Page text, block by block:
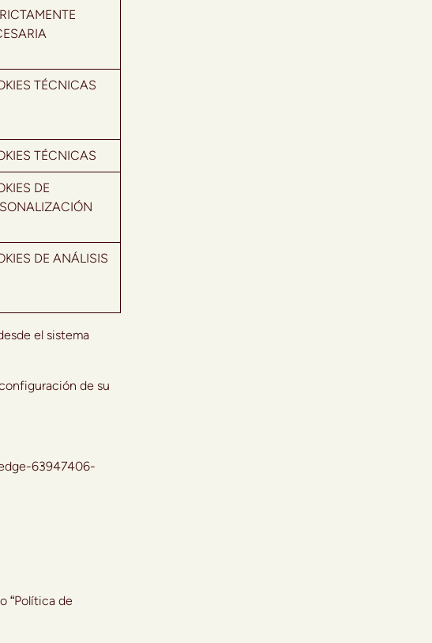
TÉCNICAS
TÉCNICAS
DE
DE ANÁLISIS
el sistema
de su
63947406-
“Política de